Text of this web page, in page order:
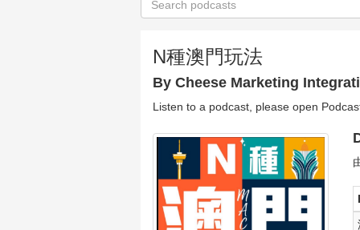
N種澳門玩法
By Cheese Marketing
Listen to a podcast, please open